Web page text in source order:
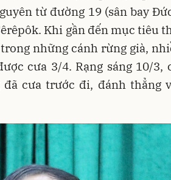
từ đường 19 (sân bay
Khi gần đến mục tiêu
những cánh rừng già,
cưa 3/4. Rạng sáng 10/3,
cưa trước đi, đánh thẳng